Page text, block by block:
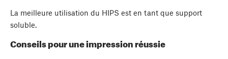
La meilleure utilisation du HIPS est en tant que support
soluble.
Conseils pour une impression réussie